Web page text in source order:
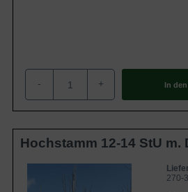
- + In den
Hochstamm 12-14 StU m.
270-